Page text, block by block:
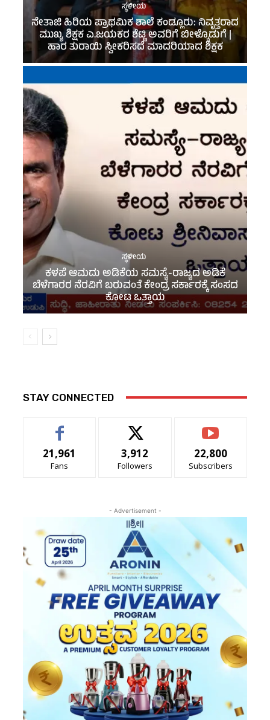
ಸ್ಥಳೀಯ
ನೇತಾಜಿ ಹಿರಿಯ ಪ್ರಾಥಮಿಕ ಶಾಲೆ ಕಂಡ್ಲೂರು: ನಿವೃತ್ತರಾದ
ಮುಖ್ಯ ಶಿಕ್ಷಕ ಎ.ಜಯಕರ ಶೆಟ್ಟಿ ಅವರಿಗೆ ಬೀಳ್ಕೊಡುಗೆ |
ಹಾರ ತುರಾಯಿ ಸ್ವೀಕರಿಸದೆ ಮಾದರಿಯಾದ ಶಿಕ್ಷಕ
ಸ್ಥಳೀಯ
ಕಳಪೆ ಆಮದು ಅಡಿಕೆಯ ಸಮಸ್ಯೆ-ರಾಜ್ಯದ ಅಡಿಕೆ
ಬೆಳೆಗಾರರ ನೆರವಿಗೆ ಬರುವಂತೆ ಕೇಂದ್ರ ಸರ್ಕಾರಕ್ಕೆ ಸಂಸದ
ಕೋಟ ಒತ್ತಾಯ
STAY CONNECTED
21,961
Fans
3,912
Followers
22,800
Subscribers
- Advertisement -